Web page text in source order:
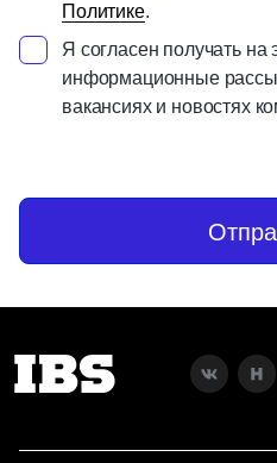
Политике.
Я согласен получать на
информационные
вакансиях и новостях